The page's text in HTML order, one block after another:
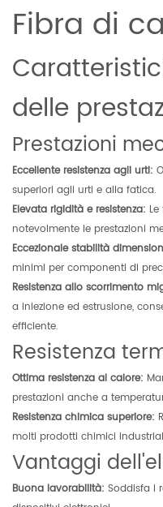
Fibra di
delle
Prestazioni
Eccellente resistenza agli urti:
superiori agli urti e alla fatica.
Elevata rigidità e resistenza:
notevolmente le prestazioni
Eccezionale stabilità
minimi per componenti di
Resistenza allo scorrimento
a iniezione ed estrusione,
efficiente.
Resistenza
Ottima resistenza al calore:
prestazioni anche a
Resistenza chimica superiore:
molti prodotti chimici
Vantaggi
Buona lavorabilità: Soddisfa i